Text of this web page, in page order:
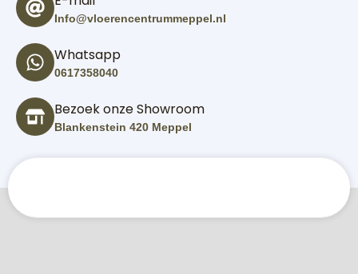
Info@vloerencentrummeppel.nl
Whatsapp
0617358040
Bezoek onze Showroom
Blankenstein 420 Meppel